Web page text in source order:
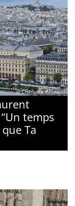
© Charlotte Reynaud
temps
Ta